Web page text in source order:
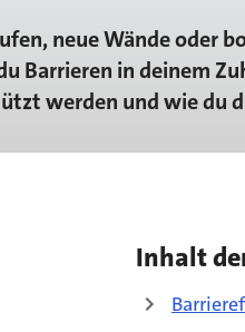
neue Wände oder
Barrieren in deinem
werden und wie du
Inhalt